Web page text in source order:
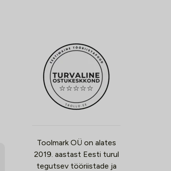
Toolmark OÜ on alates
2019. aastast Eesti turul
tegutsev tööriistade ja